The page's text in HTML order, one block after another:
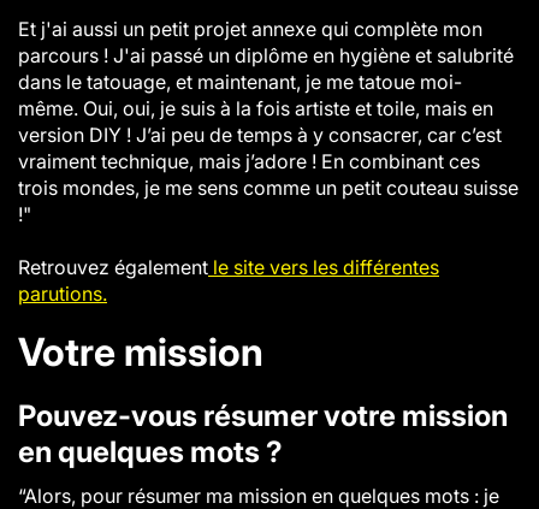
Et j'ai aussi un petit projet annexe qui complète mon
parcours ! J'ai passé un diplôme en hygiène et salubrité
dans le tatouage, et maintenant, je me tatoue moi-
même. Oui, oui, je suis à la fois artiste et toile, mais en
version DIY ! J’ai peu de temps à y consacrer, car c’est
vraiment technique, mais j’adore ! En combinant ces
trois mondes, je me sens comme un petit couteau suisse
!"
Retrouvez également le site vers les différentes
parutions.
Votre mission
Pouvez-vous résumer votre mission
en quelques mots ?
“Alors, pour résumer ma mission en quelques mots : je